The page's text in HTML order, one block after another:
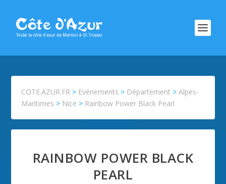
COTE.AZUR.FR > Evénements > Département >Alpes-
Maritimes > Nice > Rainbow Power Black Pearl
RAINBOW POWER BLACK
PEARL